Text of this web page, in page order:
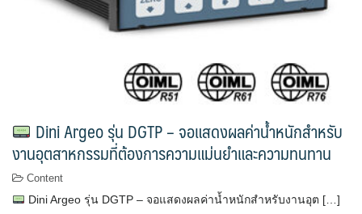
Dini Argeo รุ่น DGTP – จอแสดงผลค่าน้ำหนักสำหรับ
งานอุตสาหกรรมที่ต้องการความแม่นยำและความทนทาน
Content
Dini Argeo รุ่น DGTP – จอแสดงผลค่าน้ำหนักสำหรับงานอุต […]